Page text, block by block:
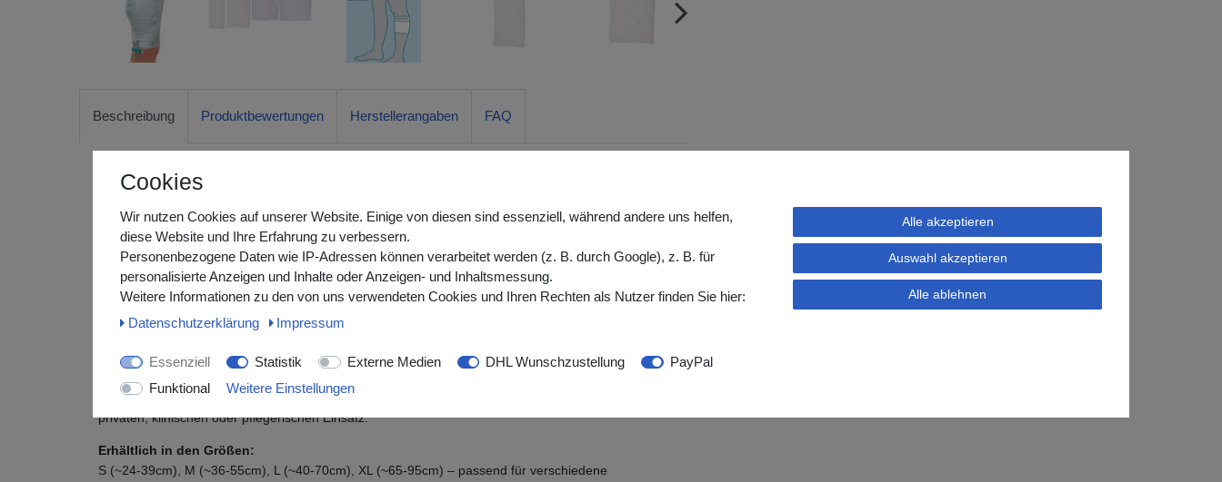
Beschreibung Produktbewertungen Herstellerangaben FAQ
Die unsterile, waschbare Beinbeutelhalterung mit integrierter Beuteltasche bietet eine zuverlässige
und komfortable Fixierung von Urin-Beinbeuteln – sowohl am Ober- als auch am Unterschenkel.
Das elastische, weiche Material passt sich optimal an die Körperform an und sorgt für einen
sicheren Sitz ohne Einschneiden – auch bei längerer Tragedauer.
Dank der integrierten Öffnung am unteren Rand der Tasche kann der Auslaufhahn des Beinbeutels
ohne dass er aus der Halterung entfernt werden muss.
Die Beinbeutelhalterung ist bis 60 °C waschbar und daher mehrfach verwendbar – ideal für den
privaten, klinischen oder pflegerischen Einsatz.
Erhältlich in den Größen:
S (~24-39cm), M (~36-55cm), L (~40-70cm), XL (~65-95cm) – passend für verschiedene
Cookies
Wir nutzen Cookies auf unserer Website. Einige von diesen sind essenziell, während andere uns helfen,
diese Website und Ihre Erfahrung zu verbessern.
Personenbezogene Daten wie IP-Adressen können verarbeitet werden (z. B. durch Google), z. B. für
personalisierte Anzeigen und Inhalte oder Anzeigen- und Inhaltsmessung.
Weitere Informationen zu den von uns verwendeten Cookies und Ihren Rechten als Nutzer finden Sie hier:
Daten­schutz­erklärung
Impressum
Essenziell Statistik Externe Medien DHL Wunschzustellung
PayPal
Funktional
Weitere Einstellungen
Alle akzeptieren
Auswahl akzeptieren
Alle ablehnen